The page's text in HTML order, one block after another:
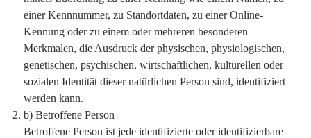
einer Kennnummer, zu Standortdaten, zu einer Online-
Kennung oder zu einem oder mehreren besonderen
Merkmalen, die Ausdruck der physischen, physiologischen,
genetischen, psychischen, wirtschaftlichen, kulturellen oder
sozialen Identität dieser natürlichen Person sind, identifiziert
werden kann.
b) Betroffene Person
Betroffene Person ist jede identifizierte oder identifizierbare